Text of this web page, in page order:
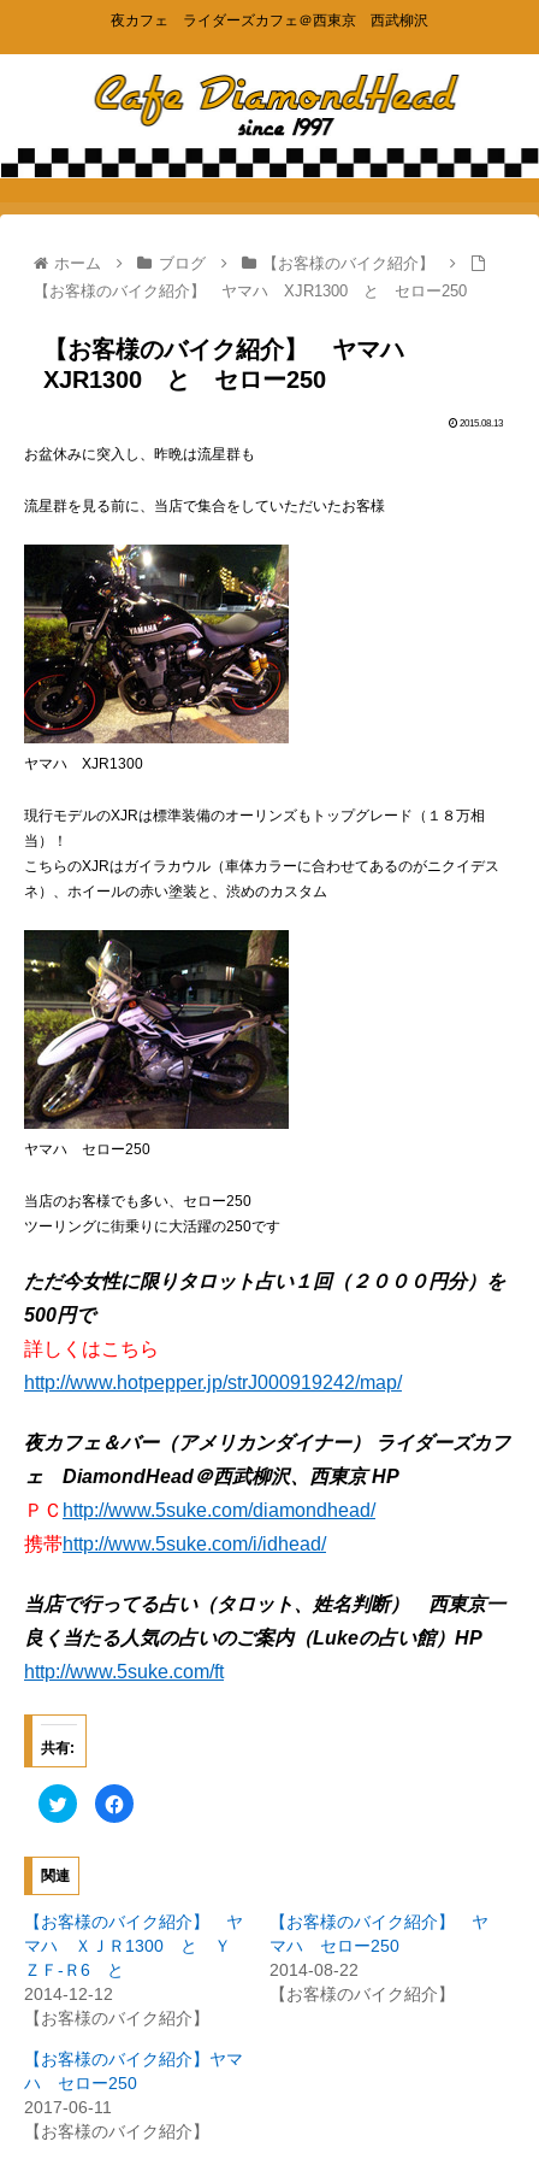
夜カフェ ライダーズカフェ＠西東京 西武柳沢
ホーム ブログ
【お客様のバイク紹介】
【お客様のバイク紹介】 ヤマハ XJR1300 と セロー250
【お客様のバイク紹介】 ヤマハ
XJR1300 と セロー250
2015.08.13
お盆休みに突入し、昨晩は流星群も
流星群を見る前に、当店で集合をしていただいたお客様
ヤマハ XJR1300
現行モデルのXJRは標準装備のオーリンズもトップグレード（１８万相
当）！
こちらのXJRはガイラカウル（車体カラーに合わせてあるのがニクイデス
ネ）、ホイールの赤い塗装と、渋めのカスタム
ヤマハ セロー250
当店のお客様でも多い、セロー250
ツーリングに街乗りに大活躍の250です
ただ今女性に限りタロット占い１回（２０００円分）を
500円で
詳しくはこちら
http://www.hotpepper.jp/strJ000919242/map/
夜カフェ＆バー（アメリカンダイナー） ライダーズカフ
ェ DiamondHead＠西武柳沢、西東京 HP
ＰＣ http://www.5suke.com/diamondhead/
携帯http://www.5suke.com/i/idhead/
当店で行ってる占い（タロット、姓名判断） 西東京一
良く当たる人気の占いのご案内（Lukeの占い館）HP
http://www.5suke.com/ft
共有:
ク
リ
し
て
T
w
i
t
r
で
共
有
(
し
い
ウ
ィ
ン
ド
ウ
F
a
で
共
有
す
ク
リ
ク
し
て
さ
い
関連
【お客様のバイク紹介】 ヤ
マハ ＸＪＲ1300 と Ｙ
ＺＦ-Ｒ6 と
2014-12-12
【お客様のバイク紹介】
【お客様のバイク紹介】 ヤ
マハ セロー250
2014-08-22
【お客様のバイク紹介】
【お客様のバイク紹介】ヤマ
ハ セロー250
2017-06-11
【お客様のバイク紹介】